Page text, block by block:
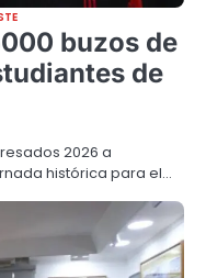
buzos de
de
2026 a
histórica para el…